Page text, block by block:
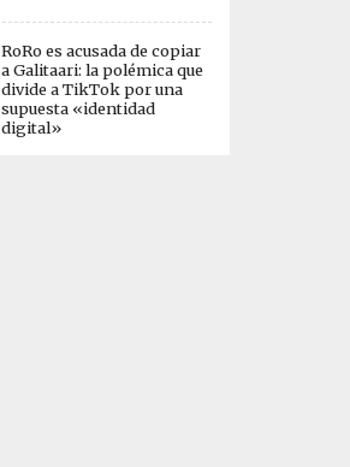
RoRo es acusada de copiar
a Galitaari: la polémica que
divide a TikTok por una
supuesta «identidad
digital»